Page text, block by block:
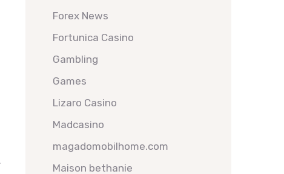
Forex News
Fortunica Casino
Gambling
Games
Lizaro Casino
Madcasino
magadomobilhome.com
Maison bethanie